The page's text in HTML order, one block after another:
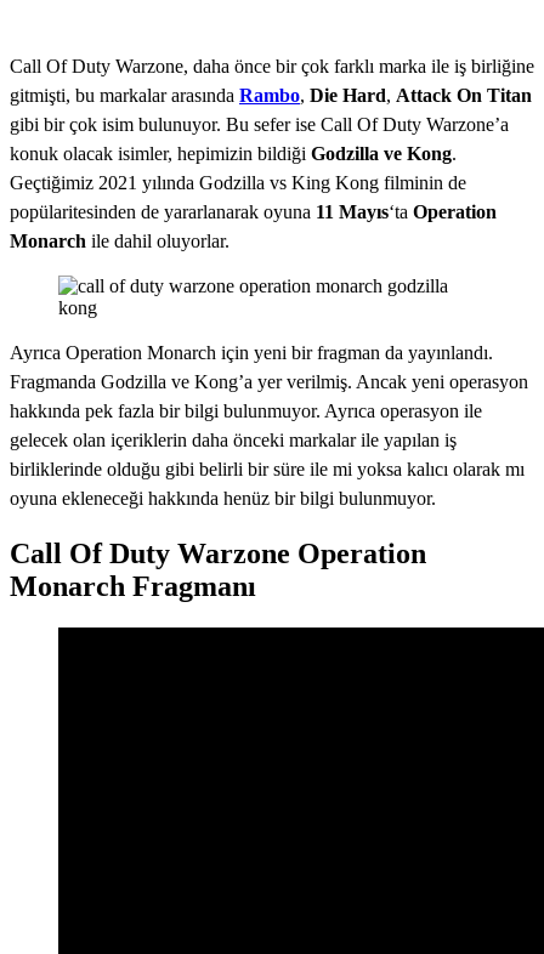
Call Of Duty Warzone, daha önce bir çok farklı marka ile iş birliğine
gitmişti, bu markalar arasında Rambo, Die Hard, Attack On Titan
gibi bir çok isim bulunuyor. Bu sefer ise Call Of Duty Warzone’a
konuk olacak isimler, hepimizin bildiği Godzilla ve Kong.
Geçtiğimiz 2021 yılında Godzilla vs King Kong filminin de
popülaritesinden de yararlanarak oyuna 11 Mayıs‘ta Operation
Monarch ile dahil oluyorlar.
Ayrıca Operation Monarch için yeni bir fragman da yayınlandı.
Fragmanda Godzilla ve Kong’a yer verilmiş. Ancak yeni operasyon
hakkında pek fazla bir bilgi bulunmuyor. Ayrıca operasyon ile
gelecek olan içeriklerin daha önceki markalar ile yapılan iş
birliklerinde olduğu gibi belirli bir süre ile mi yoksa kalıcı olarak mı
oyuna ekleneceği hakkında henüz bir bilgi bulunmuyor.
Call Of Duty Warzone Operation
Monarch Fragmanı